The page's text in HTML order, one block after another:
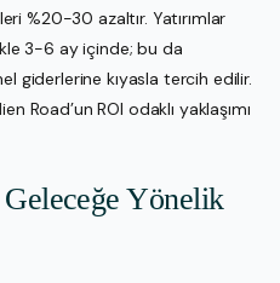
%20-30 azaltır. Yatırımlar
3-6 ay içinde; bu da
giderlerine kıyasla tercih edilir.
Road’un ROI odaklı yaklaşımı
Yönelik